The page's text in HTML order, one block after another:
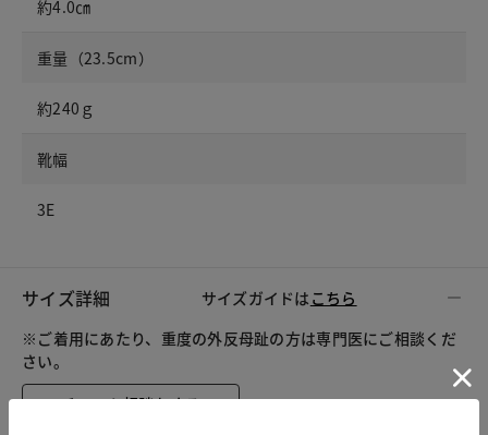
約4.0㎝
重量（23.5cm）
約240ｇ
靴幅
3E
サイズ詳細 サイズガイドは こちら
※ご着用にあたり、重度の外反母趾の方は専門医にご相談くだ
さい。
チャット相談をする